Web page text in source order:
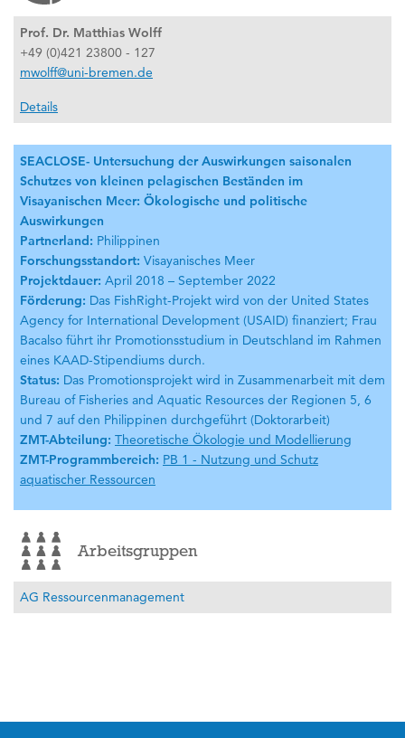
Prof. Dr. Matthias Wolff
+49 (0)421 23800 - 127
mwolff@uni-bremen.de
Details
SEACLOSE- Untersuchung der Auswirkungen saisonalen
Schutzes von kleinen pelagischen Beständen im
Visayanischen Meer: Ökologische und politische
Auswirkungen
Partnerland: Philippinen
Forschungsstandort: Visayanisches Meer
Projektdauer: April 2018 – September 2022
Förderung: Das FishRight-Projekt wird von der United States
Agency for International Development (USAID) finanziert; Frau
Bacalso führt ihr Promotionsstudium in Deutschland im Rahmen
eines KAAD-Stipendiums durch.
Status: Das Promotionsprojekt wird in Zusammenarbeit mit dem
Bureau of Fisheries and Aquatic Resources der Regionen 5, 6
und 7 auf den Philippinen durchgeführt (Doktorarbeit)
ZMT-Abteilung: Theoretische Ökologie und Modellierung
ZMT-Programmbereich: PB 1 - Nutzung und Schutz
aquatischer Ressourcen
Arbeitsgruppen
AG Ressourcenmanagement